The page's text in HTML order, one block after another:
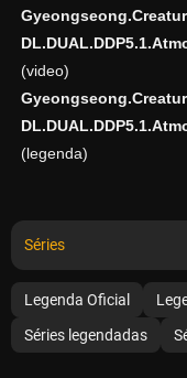
(video)
(legenda)
Séries
Legenda Oficial
Séries legendadas